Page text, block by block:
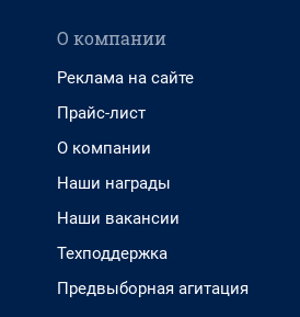
О компании
Реклама на сайте
Прайс-лист
О компании
Наши награды
Наши вакансии
Техподдержка
Предвыборная агитация